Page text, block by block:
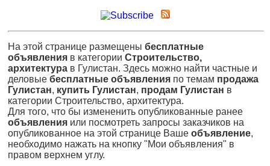
На этой странице размещены бесплатные
объявления в категории Строительство,
архитектура в Гулистан. Здесь можно найти частные и
деловые бесплатные объявления по темам продажа
Гулистан, купить Гулистан, продам Гулистан в
категории Строительство, архитектура.
Для того, что бы измененить опубликованные ранее
объявления или посмотреть запросы заказчиков на
опубликованное на этой странице Ваше объявление,
необходимо нажать на кнопку "Мои объявления" в
правом верхнем углу.